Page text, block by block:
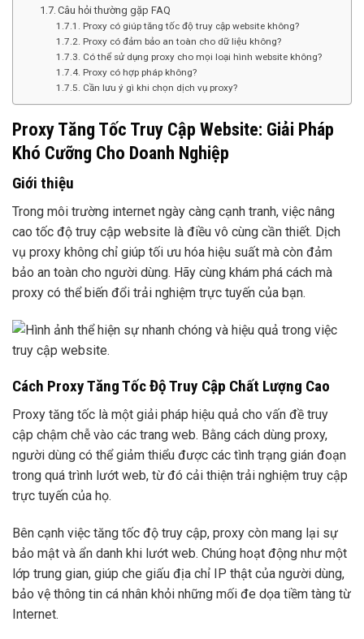
Câu hỏi thường gặp FAQ
Proxy có giúp tăng tốc độ truy cập website không?
Proxy có đảm bảo an toàn cho dữ liệu không?
Có thể sử dụng proxy cho mọi loại hình website không?
Proxy có hợp pháp không?
Cần lưu ý gì khi chọn dịch vụ proxy?
Proxy Tăng Tốc Truy Cập Website: Giải Pháp
Khó Cưỡng Cho Doanh Nghiệp
Giới thiệu
Trong môi trường internet ngày càng cạnh tranh, việc nâng
cao tốc độ truy cập website là điều vô cùng cần thiết. Dịch
vụ proxy không chỉ giúp tối ưu hóa hiệu suất mà còn đảm
bảo an toàn cho người dùng. Hãy cùng khám phá cách mà
proxy có thể biến đổi trải nghiệm trực tuyến của bạn.
Cách Proxy Tăng Tốc Độ Truy Cập Chất Lượng Cao
Proxy tăng tốc là một giải pháp hiệu quả cho vấn đề truy
cập chậm chễ vào các trang web. Bằng cách dùng proxy,
người dùng có thể giảm thiểu được các tình trạng gián đoạn
trong quá trình lướt web, từ đó cải thiện trải nghiệm truy cập
trực tuyến của họ.
Bên cạnh việc tăng tốc độ truy cập, proxy còn mang lại sự
bảo mật và ẩn danh khi lướt web. Chúng hoạt động như một
lớp trung gian, giúp che giấu địa chỉ IP thật của người dùng,
bảo vệ thông tin cá nhân khỏi những mối đe dọa tiềm tàng từ
Internet.